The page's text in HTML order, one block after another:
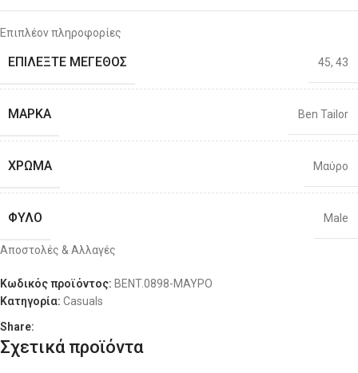
S 38
S 40
M 83
L 46 34 106-111 88
XXL 54 42
Επιπλέον πληροφορίες
ΕΠΙΛΈΞΤΕ ΜΈΓΕΘΟΣ 45, 43
ΜΆΡΚΑ Ben Tailor
ΧΡΏΜΑ Μαύρο
ΦΎΛΟ Male
Αποστολές & Αλλαγές
Κωδικός προϊόντος: BENT.0898-ΜΑΥΡΟ
Κατηγορία: Casuals
Share:
Σχετικά προϊόντα